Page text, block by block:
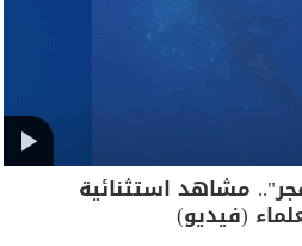
مشاهد استثنائية
(فيديو)